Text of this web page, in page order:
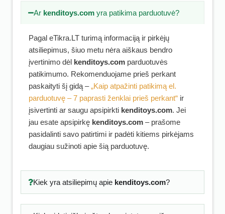
Ar kenditoys.com yra patikima parduotuvė?
Pagal eTikra.LT turimą informaciją ir pirkėjų
atsiliepimus, šiuo metu nėra aiškaus bendro
įvertinimo dėl kenditoys.com parduotuvės
patikimumo. Rekomenduojame prieš perkant
paskaityti šį gidą –„Kaip atpažinti patikimą el.
parduotuvę – 7 paprasti ženklai prieš perkant“ ir
įsivertinti ar saugu apsipirkti kenditoys.com. Jei
jau esate apsipirkę kenditoys.com – prašome
pasidalinti savo patirtimi ir padėti kitiems pirkėjams
daugiau sužinoti apie šią parduotuvę.
Kiek yra atsiliepimų apie kenditoys.com?